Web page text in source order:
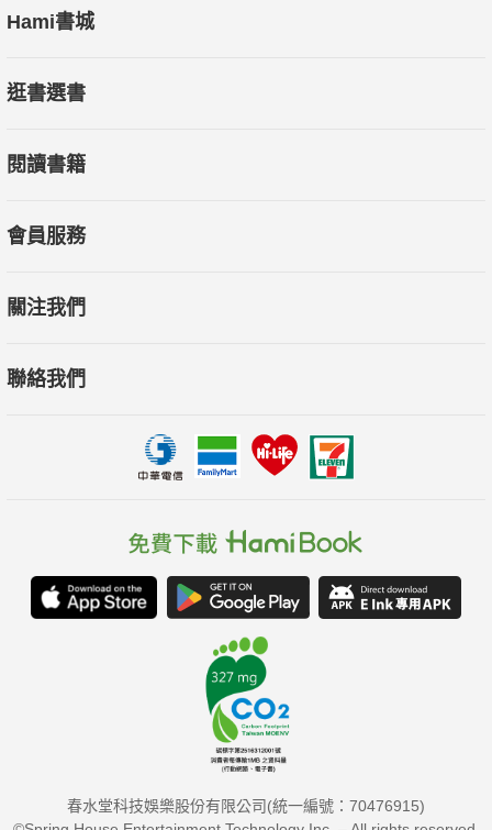
凍就完成的冰淇淋蛋糕。
✦裝飾點子─ 在簡單的蛋糕上，稍微發揮巧思裝飾，就是一
合送禮的精緻包裝。
Hami書城
逛書選書
閱讀書籍
會員服務
關注我們
聯絡我們
春水堂科技娛樂股份有限公司(統一編號：70476915)